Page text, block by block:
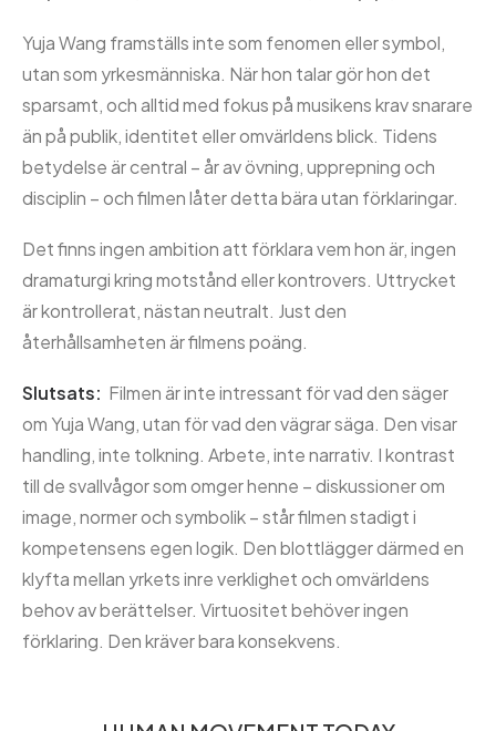
Yuja Wang framställs inte som fenomen eller symbol,
utan som yrkesmänniska. När hon talar gör hon det
sparsamt, och alltid med fokus på musikens krav snarare
än på publik, identitet eller omvärldens blick. Tidens
betydelse är central – år av övning, upprepning och
disciplin – och filmen låter detta bära utan förklaringar.
Det finns ingen ambition att förklara vem hon är, ingen
dramaturgi kring motstånd eller kontrovers. Uttrycket
är kontrollerat, nästan neutralt. Just den
återhållsamheten är filmens poäng.
Slutsats: Filmen är inte intressant för vad den säger
om Yuja Wang, utan för vad den vägrar säga. Den visar
handling, inte tolkning. Arbete, inte narrativ. I kontrast
till de svallvågor som omger henne – diskussioner om
image, normer och symbolik – står filmen stadigt i
kompetensens egen logik. Den blottlägger därmed en
klyfta mellan yrkets inre verklighet och omvärldens
behov av berättelser. Virtuositet behöver ingen
förklaring. Den kräver bara konsekvens.